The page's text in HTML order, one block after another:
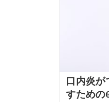
口内炎
すための